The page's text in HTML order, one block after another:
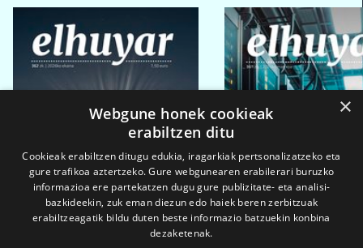
×
Webgune honek cookieak
erabiltzen ditu
Cookieak erabiltzen ditugu edukia, iragarkiak pertsonalizatzeko eta
gure trafikoa aztertzeko. Gure webgunearen erabilerari buruzko
informazioa ere partekatzen dugu gure publizitate- eta analisi-
bazkideekin, zuk eman diezun edo haiek beren zerbitzuak
erabiltzeagatik bildu duten beste informazio batzuekin konbina
dezaketenak.